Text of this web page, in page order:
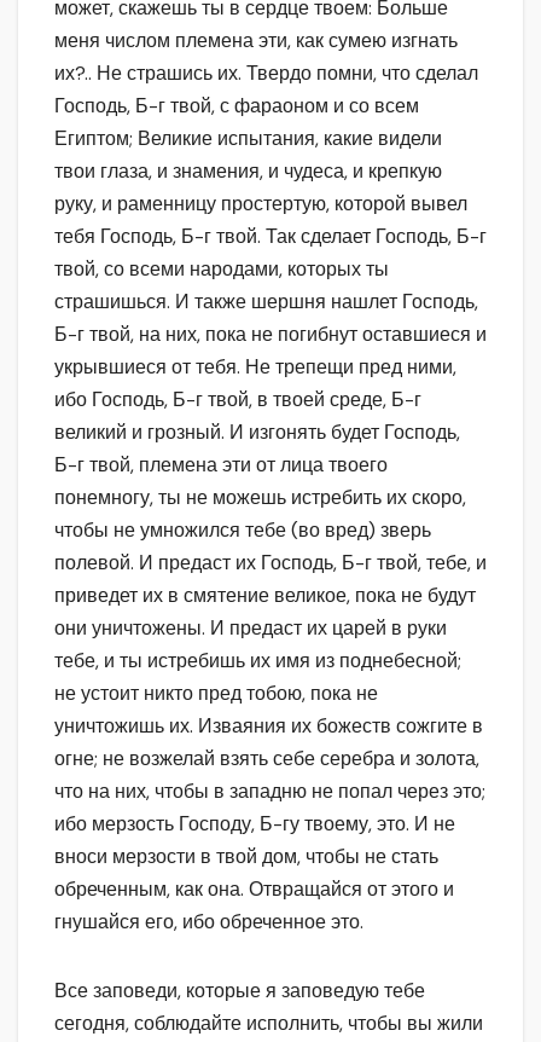
может, скажешь ты в сердце твоем: Больше
меня числом племена эти, как сумею изгнать
их?.. Не страшись их. Твердо помни, что сделал
Господь, Б-г твой, с фараоном и со всем
Египтом; Великие испытания, какие видели
твои глаза, и знамения, и чудеса, и крепкую
руку, и раменницу простертую, которой вывел
тебя Господь, Б-г твой. Так сделает Господь, Б-г
твой, со всеми народами, которых ты
страшишься. И также шершня нашлет Господь,
Б-г твой, на них, пока не погибнут оставшиеся и
укрывшиеся от тебя. Не трепещи пред ними,
ибо Господь, Б-г твой, в твоей среде, Б-г
великий и грозный. И изгонять будет Господь,
Б-г твой, племена эти от лица твоего
понемногу, ты не можешь истребить их скоро,
чтобы не умножился тебе (во вред) зверь
полевой. И предаст их Господь, Б-г твой, тебе, и
приведет их в смятение великое, пока не будут
они уничтожены. И предаст их царей в руки
тебе, и ты истребишь их имя из поднебесной;
не устоит никто пред тобою, пока не
уничтожишь их. Изваяния их божеств сожгите в
огне; не возжелай взять себе серебра и золота,
что на них, чтобы в западню не попал через это;
ибо мерзость Господу, Б-гу твоему, это. И не
вноси мерзости в твой дом, чтобы не стать
обреченным, как она. Отвращайся от этого и
гнушайся его, ибо обреченное это.
Все заповеди, которые я заповедую тебе
сегодня, соблюдайте исполнить, чтобы вы жили